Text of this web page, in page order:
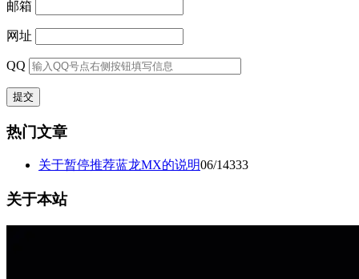
邮箱
网址
QQ
热门文章
关于暂停推荐蓝龙MX的说明06/14333
关于本站